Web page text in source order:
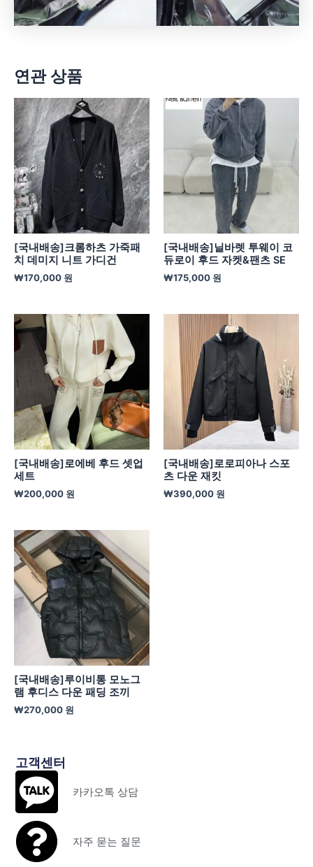
연관 상품
[국내배송]크롬하츠 가죽패
치 데미지 니트 가디건
₩170,000 원
[국내배송]닐바렛 투웨이 코
듀로이 후드 자켓&팬츠 SE
₩175,000 원
[국내배송]로에베 후드 셋업
세트
₩200,000 원
[국내배송]로로피아나 스포
츠 다운 재킷
₩390,000 원
[국내배송]루이비통 모노그
램 후디스 다운 패딩 조끼
₩270,000 원
고객센터
카카오톡 상담
자주 묻는 질문